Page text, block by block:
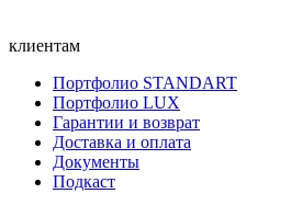
клиентам
Портфолио STANDART
Портфолио LUX
Гарантии и возврат
Доставка и оплата
Документы
Подкаст